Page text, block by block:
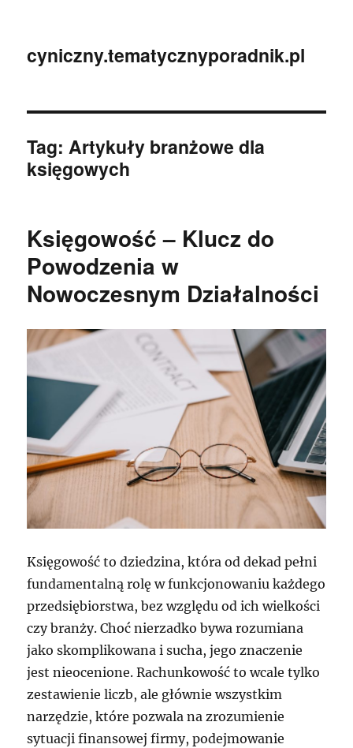
cyniczny.tematycznyporadnik.pl
Tag:Artykuły branżowe dla
księgowych
Księgowość – Klucz do
Powodzenia w
Nowoczesnym Działalności
Księgowość to dziedzina, która od dekad pełni
fundamentalną rolę w funkcjonowaniu każdego
przedsiębiorstwa, bez względu od ich wielkości
czy branży. Choć nierzadko bywa rozumiana
jako skomplikowana i sucha, jego znaczenie
jest nieocenione. Rachunkowość to wcale tylko
zestawienie liczb, ale głównie wszystkim
narzędzie, które pozwala na zrozumienie
sytuacji finansowej firmy, podejmowanie